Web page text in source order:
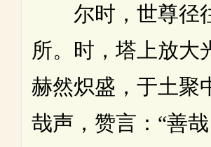
尔时，世尊径
所。时，塔上放大
赫然炽盛，于土聚
哉声，赞言：“善